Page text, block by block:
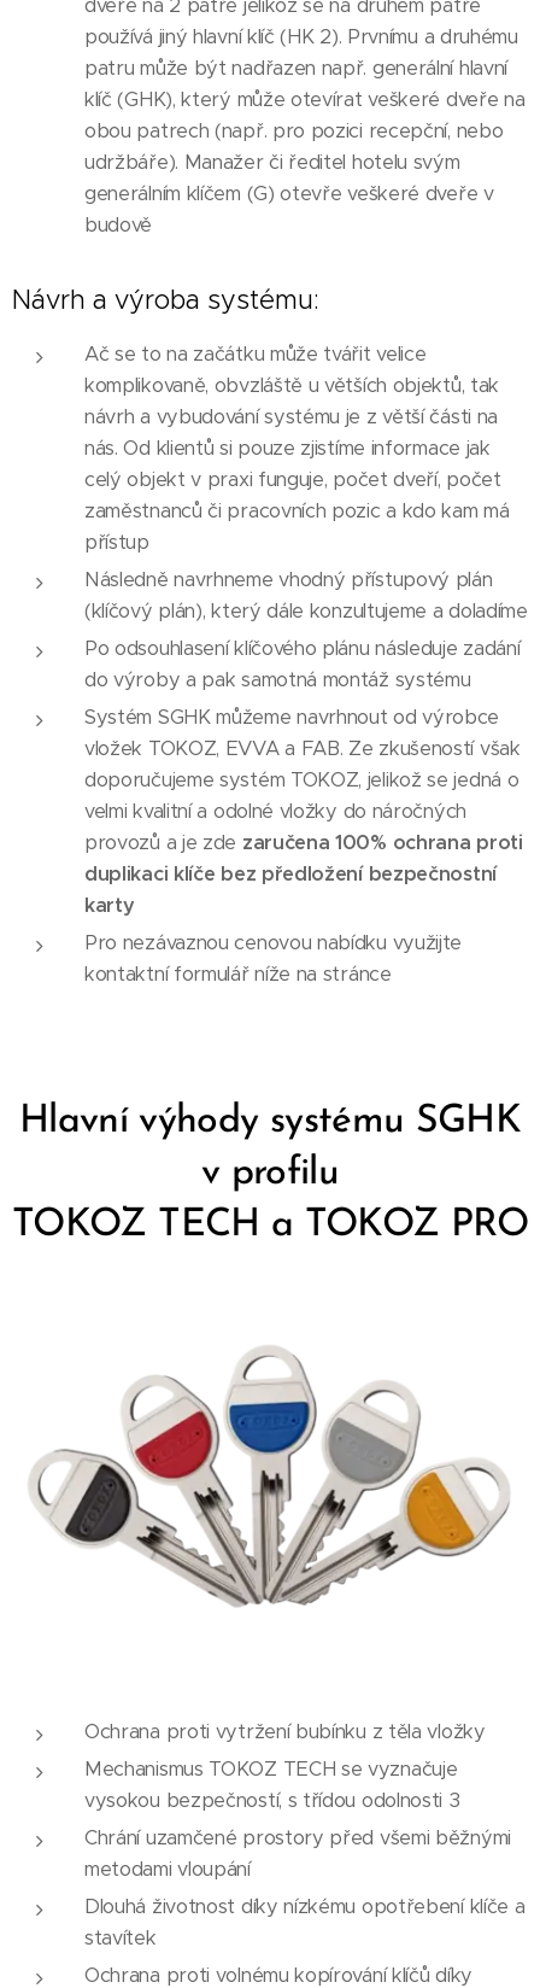
používá jiný hlavní klíč (HK 2). Prvnímu a druhému
patru může být nadřazen např. generální hlavní
klíč (GHK), který může otevírat veškeré dveře na
obou patrech (např. pro pozici recepční, nebo
udržbáře). Manažer či ředitel hotelu svým
generálním klíčem (G) otevře veškeré dveře v
budově
Návrh a výroba systému:
Ač se to na začátku může tvářit velice
komplikovaně, obvzláště u větších objektů, tak
návrh a vybudování systému je z větší části na
nás. Od klientů si pouze zjistíme informace jak
celý objekt v praxi funguje, počet dveří, počet
zaměstnanců či pracovních pozic a kdo kam má
přístup
Následně navrhneme vhodný přístupový plán
(klíčový plán), který dále konzultujeme a doladíme
Po odsouhlasení klíčového plánu následuje zadání
do výroby a pak samotná montáž systému
Systém SGHK můžeme navrhnout od výrobce
vložek TOKOZ, EVVA a FAB. Ze zkušeností však
doporučujeme systém TOKOZ, jelikož se jedná o
velmi kvalitní a odolné vložky do náročných
provozů a je zde zaručena 100% ochrana proti
duplikaci klíče bez předložení bezpečnostní
karty
Pro nezávaznou cenovou nabídku využijte
kontaktní formulář níže na stránce
Hlavní výhody systému SGHK
v profilu
TOKOZ TECH a TOKOZ PRO
Ochrana proti vytržení bubínku z těla vložky
Mechanismus TOKOZ TECH se vyznačuje
vysokou bezpečností, s třídou odolnosti 3
Chrání uzamčené prostory před všemi běžnými
metodami vloupání
Dlouhá životnost díky nízkému opotřebení klíče a
stavítek
Ochrana proti volnému kopírování klíčů díky